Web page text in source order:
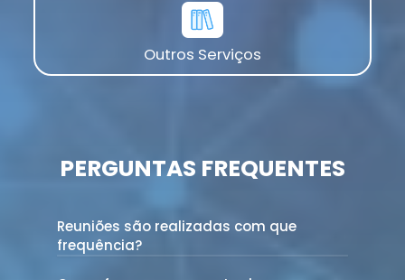
Outros Serviços
PERGUNTAS FREQUENTES
Reuniões são realizadas com que
frequência?